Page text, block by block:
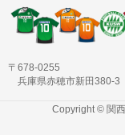
〒678-0255
兵庫県赤穂市新田380-3
Copyright © 関